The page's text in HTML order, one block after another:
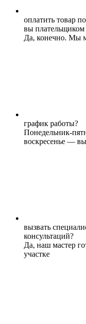
оплатить товар
вы
Да, конечно. Мы
график работы?
Понедельник-
воскресенье —
вызвать
консультаций?
Да, наш мастер
участке